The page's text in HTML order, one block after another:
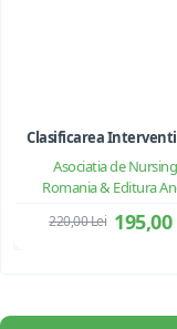
Asociatia de
Romania & Editura
220,00 Lei